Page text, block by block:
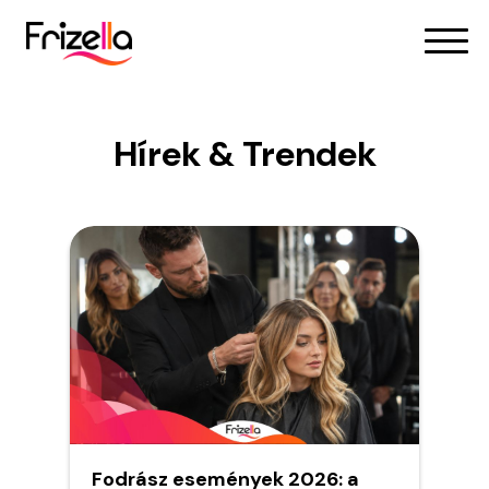
Hírek & Trendek
Fodrász események 2026: a